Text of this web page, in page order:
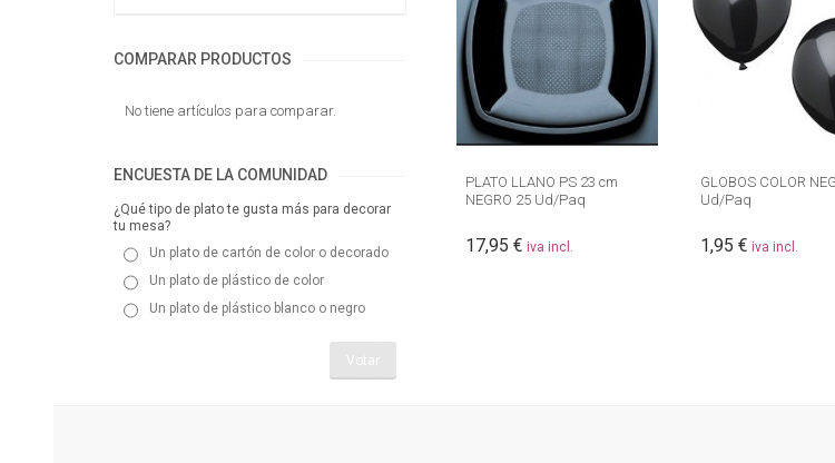
COMPARAR PRODUCTOS
No tiene artículos para comparar.
ENCUESTA DE LA COMUNIDAD
¿Qué tipo de plato te gusta más para decorar
tu mesa?
Un plato de cartón de color o decorado
Un plato de plástico de color
Un plato de plástico blanco o negro
Votar
PLATO LLANO PS 23 cm
NEGRO 25 Ud/Paq
17,95 € iva incl.
GLOBOS COLOR
Ud/Paq
1,95 € iva incl.